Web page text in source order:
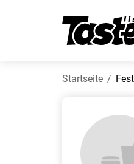
Startseite